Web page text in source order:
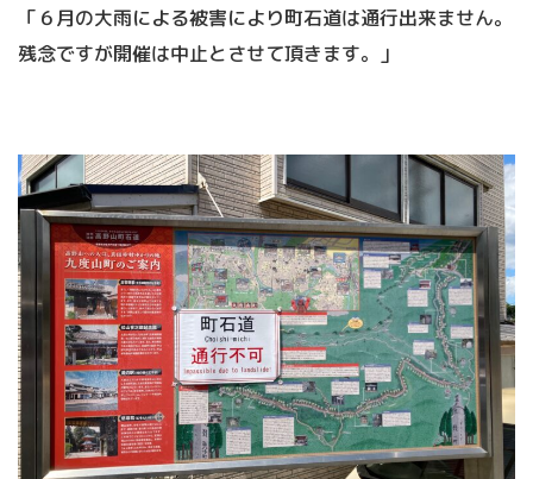
「６月の大雨による被害により町石道は通行出来ません。
残念ですが開催は中止とさせて頂きます。」